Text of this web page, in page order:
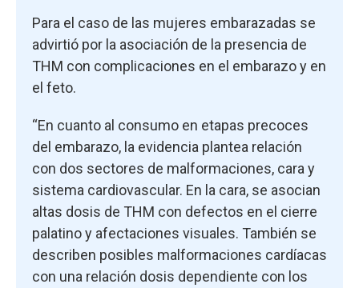
Para el caso de las mujeres embarazadas se
advirtió por la asociación de la presencia de
THM con complicaciones en el embarazo y en
el feto.
“En cuanto al consumo en etapas precoces
del embarazo, la evidencia plantea relación
con dos sectores de malformaciones, cara y
sistema cardiovascular. En la cara, se asocian
altas dosis de THM con defectos en el cierre
palatino y afectaciones visuales. También se
describen posibles malformaciones cardíacas
con una relación dosis dependiente con los